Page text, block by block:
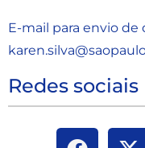
E-mail para envio de
Redes sociais